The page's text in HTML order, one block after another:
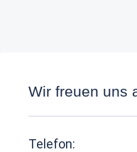
Wir freuen uns
Telefon: